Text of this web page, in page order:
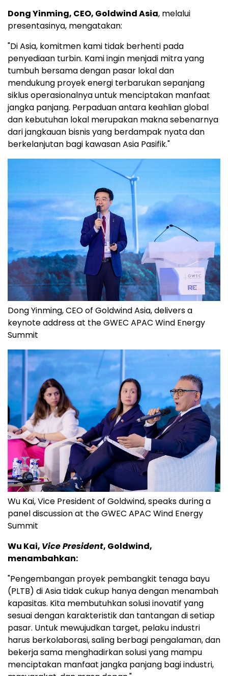
Dong Yinming, CEO, Goldwind Asia, melalui
presentasinya, mengatakan:
"Di Asia, komitmen kami tidak berhenti pada
penyediaan turbin. Kami ingin menjadi mitra yang
tumbuh bersama dengan pasar lokal dan
mendukung proyek energi terbarukan sepanjang
siklus operasionalnya untuk menciptakan manfaat
jangka panjang. Perpaduan antara keahlian global
dan kebutuhan lokal merupakan makna sebenarnya
dari jangkauan bisnis yang berdampak nyata dan
berkelanjutan bagi kawasan Asia Pasifik."
Dong Yinming, CEO of Goldwind Asia, delivers a
keynote address at the GWEC APAC Wind Energy
Summit
Wu Kai, Vice President of Goldwind, speaks during a
panel discussion at the GWEC APAC Wind Energy
Summit
Wu Kai, Vice President, Goldwind,
menambahkan:
"Pengembangan proyek pembangkit tenaga bayu
(PLTB) di Asia tidak cukup hanya dengan menambah
kapasitas. Kita membutuhkan solusi inovatif yang
sesuai dengan karakteristik dan tantangan di setiap
pasar. Untuk mewujudkan target, pelaku industri
harus berkolaborasi, saling berbagi pengalaman, dan
bekerja sama menghadirkan solusi yang mampu
menciptakan manfaat jangka panjang bagi industri,